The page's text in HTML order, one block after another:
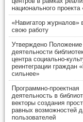
национального
«Навигатор журналов»
свою работу
Утверждено
деятельности
центра социально-
реинтеграции граждан
сильнее»
Программно-проектная
деятельность в
векторы создания
равных возможностей
пользователей